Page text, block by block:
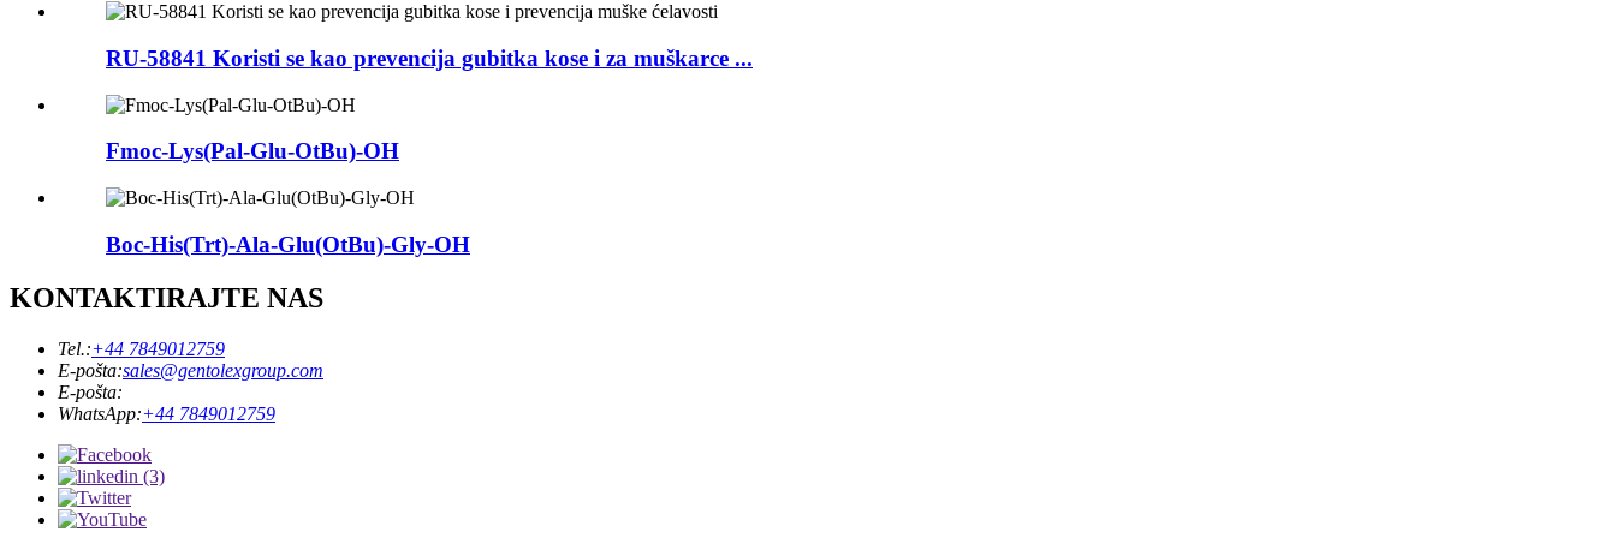
RU-58841 Koristi se kao prevencija gubitka kose i za muškarce ...
Fmoc-Lys(Pal-Glu-OtBu)-OH
Boc-His(Trt)-Ala-Glu(OtBu)-Gly-OH
KONTAKTIRAJTE NAS
Tel.:+44 7849012759
E-pošta:sales@gentolexgroup.com
E-pošta:
WhatsApp:+44 7849012759